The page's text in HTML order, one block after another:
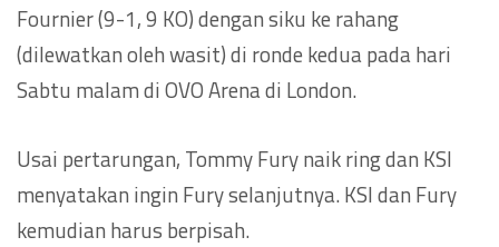
Fournier (9-1, 9 KO) dengan siku ke rahang
(dilewatkan oleh wasit) di ronde kedua pada hari
Sabtu malam di OVO Arena di London.
Usai pertarungan, Tommy Fury naik ring dan KSI
menyatakan ingin Fury selanjutnya. KSI dan Fury
kemudian harus berpisah.